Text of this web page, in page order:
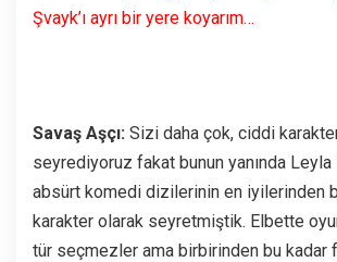
Şvayk’ı ayrı bir yere koyarım…
Savaş Aşçı: Sizi daha çok, ciddi
seyrediyoruz fakat bunun yanında
absürt komedi dizilerinin en iyilerinden
karakter olarak seyretmiştik. Elbette
tür seçmezler ama birbirinden bu kadar